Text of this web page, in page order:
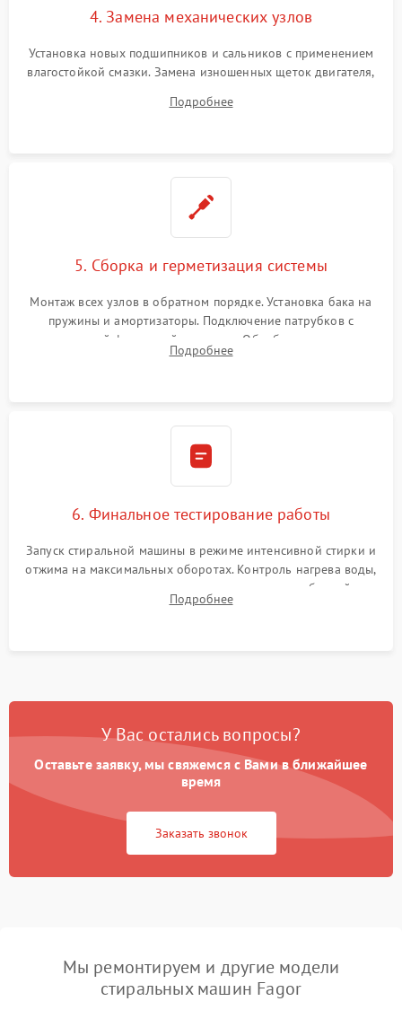
4. Замена механических узлов
Установка новых подшипников и сальников с применением
влагостойкой смазки. Замена изношенных щеток двигателя,
или поврежденной резиновой манжеты.
Подробнее
5. Сборка и герметизация системы
Монтаж всех узлов в обратном порядке. Установка бака на
пружины и амортизаторы. Подключение патрубков с
надежной фиксацией хомутами. Обработка стыков
герметиком для предотвращения возможных протечек воды.
Подробнее
6. Финальное тестирование работы
Запуск стиральной машины в режиме интенсивной стирки и
отжима на максимальных оборотах. Контроль нагрева воды,
корректности слива, отсутствия излишних вибраций,
посторонних стуков и протечек под корпусом.
Подробнее
У Вас остались вопросы?
Оставьте заявку, мы свяжемся с Вами в ближайшее
время
Заказать звонок
Мы ремонтируем и другие модели
стиральных машин Fagor